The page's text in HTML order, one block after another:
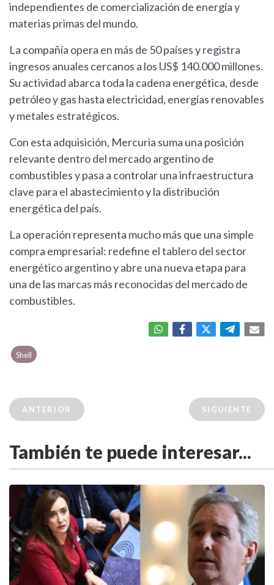
independientes de comercialización de energía y
materias primas del mundo.
La compañía opera en más de 50 países y registra
ingresos anuales cercanos a los US$ 140.000 millones.
Su actividad abarca toda la cadena energética, desde
petróleo y gas hasta electricidad, energías renovables
y metales estratégicos.
Con esta adquisición, Mercuria suma una posición
relevante dentro del mercado argentino de
combustibles y pasa a controlar una infraestructura
clave para el abastecimiento y la distribución
energética del país.
La operación representa mucho más que una simple
compra empresarial: redefine el tablero del sector
energético argentino y abre una nueva etapa para
una de las marcas más reconocidas del mercado de
combustibles.
Shell
ANTERIOR SIGUIENTE
También te puede interesar...